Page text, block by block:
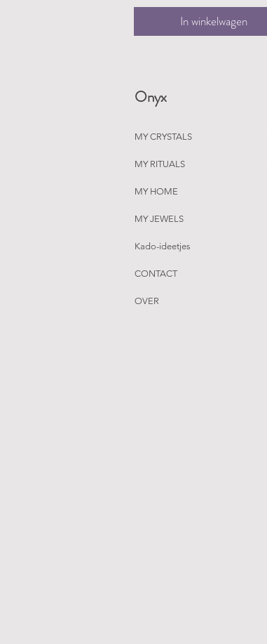
In winkelwagen
Onyx
MY CRYSTALS
MY RITUALS
MY HOME
MY JEWELS
Kado-ideetjes
CONTACT
OVER